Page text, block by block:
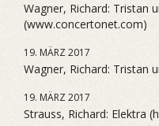
Wagner, Richard: Tristan
(www.concertonet.com)
19. MÄRZ 2017
Wagner, Richard: Tristan
19. MÄRZ 2017
Strauss, Richard: Elektra